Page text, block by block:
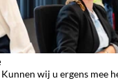
wij u ergens mee